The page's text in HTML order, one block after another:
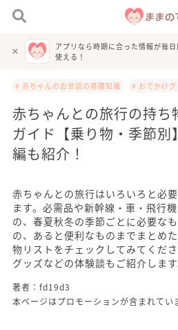
アプリなら時期に合った情報が毎
使える！
# 赤ちゃんのお世話の基礎知識 # おでかけグ
赤ちゃんとの旅行の持ち
ガイド【乗り物・季節別
編も紹介！
赤ちゃんとの旅行はいろいろと必
ます。必需品や新幹線・車・飛行
の、春夏秋冬の季節ごとに必要な
の、あると便利なものまでまとめ
物リストをチェックしてみてくだ
グッズなどの体験談もご紹介します
著者：fd19d3
本ページはプロモーションが含まれてい